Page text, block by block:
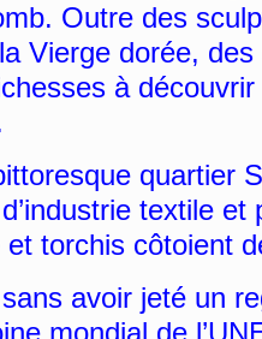
Outre des
Vierge dorée,
à
quartier
textile et
torchis côtoient
avoir jeté un
mondial de